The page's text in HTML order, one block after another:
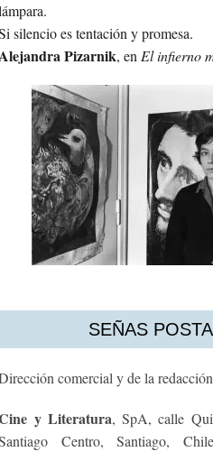
silencio es tentación y promesa.
Pizarnik, enEl infierno
SEÑAS
comercial y de la
y Literatura, SpA, calle
Centro, Santiago,